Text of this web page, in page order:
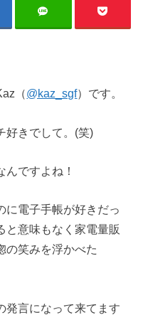
（@kaz_sgf）です。
好きでして。(笑)
ですよね！
に電子手帳が好きだっ
と意味もなく家電量販
の笑みを浮かべた
発言になって来てます